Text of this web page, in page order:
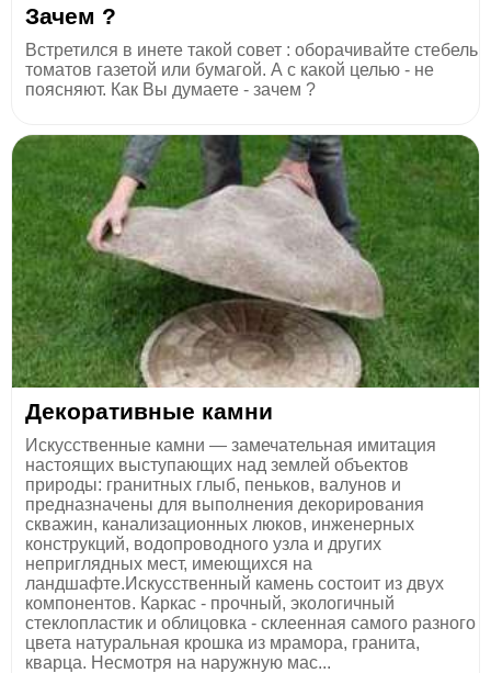
Зачем ?
Встретился в инете такой совет : оборачивайте стебель
томатов газетой или бумагой. А с какой целью - не
поясняют. Как Вы думаете - зачем ?
Декоративные камни
Искусственные камни — замечательная имитация
настоящих выступающих над землей объектов
природы: гранитных глыб, пеньков, валунов и
предназначены для выполнения декорирования
скважин, канализационных люков, инженерных
конструкций, водопроводного узла и других
неприглядных мест, имеющихся на
ландшафте.Искусственный камень состоит из двух
компонентов. Каркас - прочный, экологичный
стеклопластик и облицовка - склеенная самого разного
цвета натуральная крошка из мрамора, гранита,
кварца. Несмотря на наружную мас...